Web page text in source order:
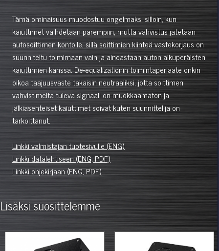
Tämä ominaisuus muodostuu ongelmaksi silloin, kun
kaiuttimet vaihdetaan parempiin, mutta vahvistus jätetään
autosoittimen kontolle, sillä soittimien kiinteä vastekorjaus on
suunniteltu toimimaan vain ja ainoastaan auton alkuperäisten
kaiuttimien kanssa. De-equalizationin toimintaperiaate onkin
oikoa taajuusvaste takaisin neutraaliksi, jotta soittimen
vahvistimelta tuleva signaali on muokkaamaton ja
jälkiasenteiset kaiuttimet soivat kuten suunnittelija on
tarkoittanut.
Linkki valmistajan tuotesivulle (ENG)
Linkki datalehtiseen (ENG, PDF)
Linkki ohjekirjaan (ENG, PDF)
Lisäksi suosittelemme